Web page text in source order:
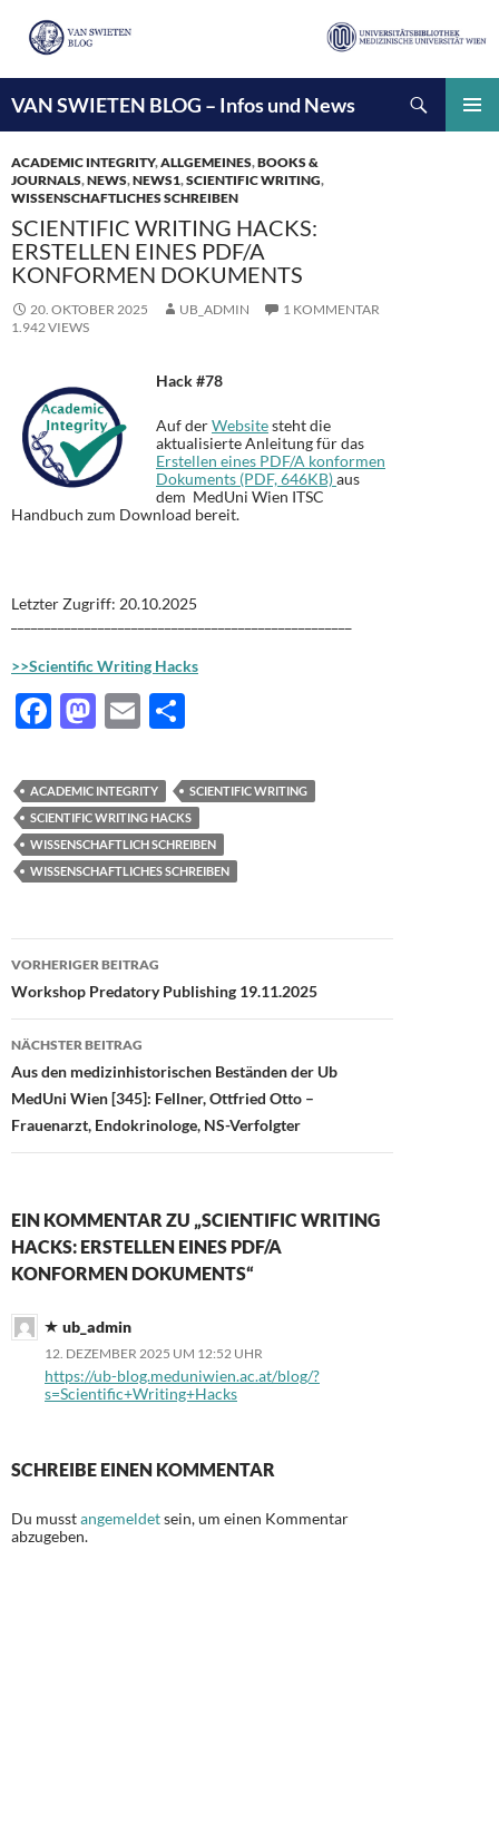
VAN SWIETEN BLOG – Infos und News
INHALT
SPRINGEN
ACADEMIC INTEGRITY,ALLGEMEINES,BOOKS &
JOURNALS,NEWS,NEWS1,SCIENTIFIC WRITING,
WISSENSCHAFTLICHES SCHREIBEN
SCIENTIFIC WRITING HACKS:
ERSTELLEN EINES PDF/A
KONFORMEN DOKUMENTS
20. OKTOBER 2025 UB_ADMIN
1 KOMMENTAR
1.942 VIEWS
Hack #78
Auf derWebsitesteht die
aktualisierte Anleitung für das
Erstellen eines PDF/A konformen
Dokuments (PDF, 646KB)aus
dem MedUni Wien ITSC
Handbuch zum Download bereit.
Letzter Zugriff: 20.10.2025
>>Scientific Writing Hacks
F
e
b
o
o
M
to
d
o
n
E
ail le
n
ACADEMIC INTEGRITY
SCIENTIFIC WRITING
SCIENTIFIC WRITING HACKS
WISSENSCHAFTLICH SCHREIBEN
WISSENSCHAFTLICHES SCHREIBEN
Beitragsnavigation
VORHERIGER BEITRAG
Workshop Predatory Publishing 19.11.2025
NÄCHSTER BEITRAG
Aus den medizinhistorischen Beständen der Ub
MedUni Wien [345]: Fellner, Ottfried Otto –
Frauenarzt, Endokrinologe, NS-Verfolgter
EIN KOMMENTAR ZU „SCIENTIFIC WRITING
HACKS: ERSTELLEN EINES PDF/A
KONFORMEN DOKUMENTS“
ub_admin
12. DEZEMBER 2025 UM 12:52 UHR
https://ub-blog.meduniwien.ac.at/blog/?
s=Scientific+Writing+Hacks
SCHREIBE EINEN KOMMENTAR
Du musstangemeldetsein, um einen Kommentar
abzugeben.